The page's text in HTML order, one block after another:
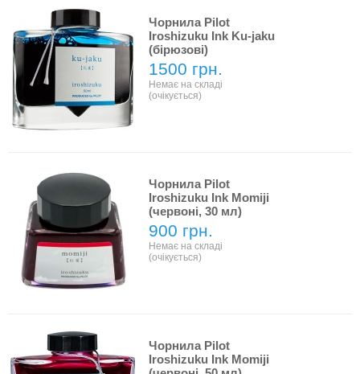
Чорнила Pilot
Iroshizuku Ink Ku-jaku
(бірюзові)
1500 грн.
Немає на складі
(очікується)
Чорнила Pilot
Iroshizuku Ink Momiji
(червоні, 30 мл)
900 грн.
Немає на складі
(очікується)
Чорнила Pilot
Iroshizuku Ink Momiji